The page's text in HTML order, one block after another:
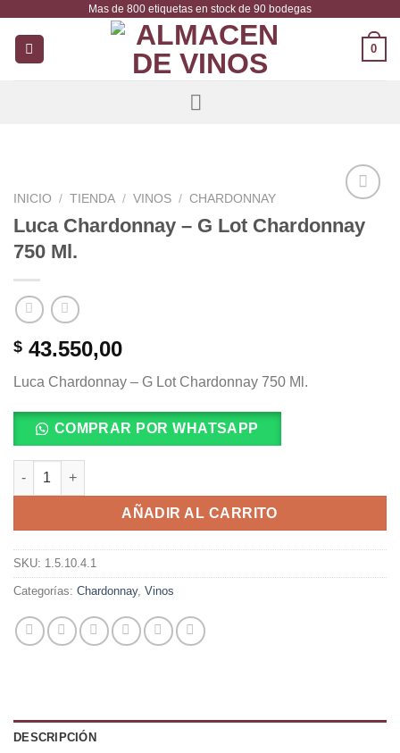
contenido
Mas de 800 etiquetas en stock de 90 bodegas
0
a la
INICIO / TIENDA / VINOS / CHARDONNAY
Luca Chardonnay – G Lot Chardonnay
750 Ml.
$ 43.550,00
Luca Chardonnay – G Lot Chardonnay 750 Ml.
COMPRAR POR WHATSAPP
Luca Chardonnay - G Lot Chardonnay 750 Ml. cantidad
AÑADIR AL CARRITO
SKU: 1.5.10.4.1
Categorías: Chardonnay, Vinos
DESCRIPCIÓN